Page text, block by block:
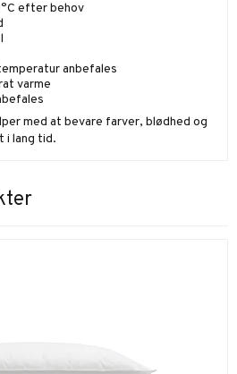
efter behov
anbefales
varme
med at bevare farver, blødhed og
i lang tid.